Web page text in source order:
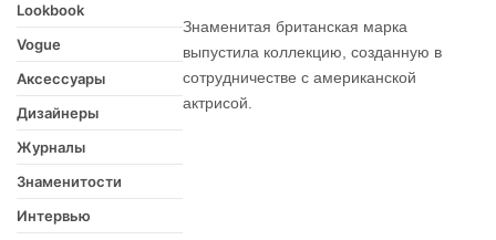
Lookbook
Vogue
Аксессуары
Дизайнеры
Журналы
Знаменитости
Интервью
Знаменитая британская марка
выпустила коллекцию, созданную в
сотрудничестве с американской
актрисой.